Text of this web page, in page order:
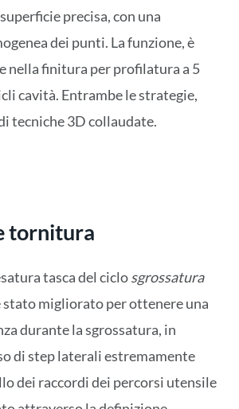
precisa, con una
dei punti. La funzione, è
nella finitura per profilatura a 5
cavità. Entrambe le strategie,
tecniche 3D collaudate.
tornitura
tasca del ciclosgrossatura
stato migliorato per ottenere una
durante la sgrossatura, in
di step laterali estremamente
dei raccordi dei percorsi utensile